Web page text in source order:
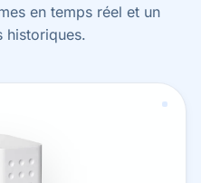
en temps réel et un
historiques.